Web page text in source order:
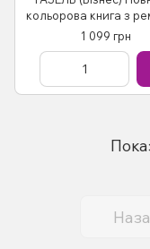
кольорова книга з
експлуатації в
електросхеми
За Рулем
1 099 грн